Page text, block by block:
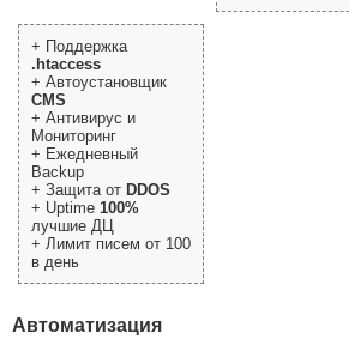
+ Поддержка
.htaccess
+ Автоустановщик
CMS
+ Антивирус и
Мониторинг
+ Ежедневный
Backup
+ Защита от DDOS
+ Uptime 100%
лучшие ДЦ
+ Лимит писем от 100
в день
Автоматизация